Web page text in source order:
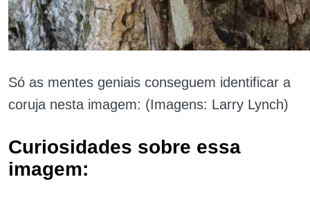
Só as mentes geniais conseguem identificar a
coruja nesta imagem: (Imagens: Larry Lynch)
Curiosidades sobre essa
imagem: